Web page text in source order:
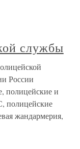
службы
России
полицейские и
полицейские
жандармерия,